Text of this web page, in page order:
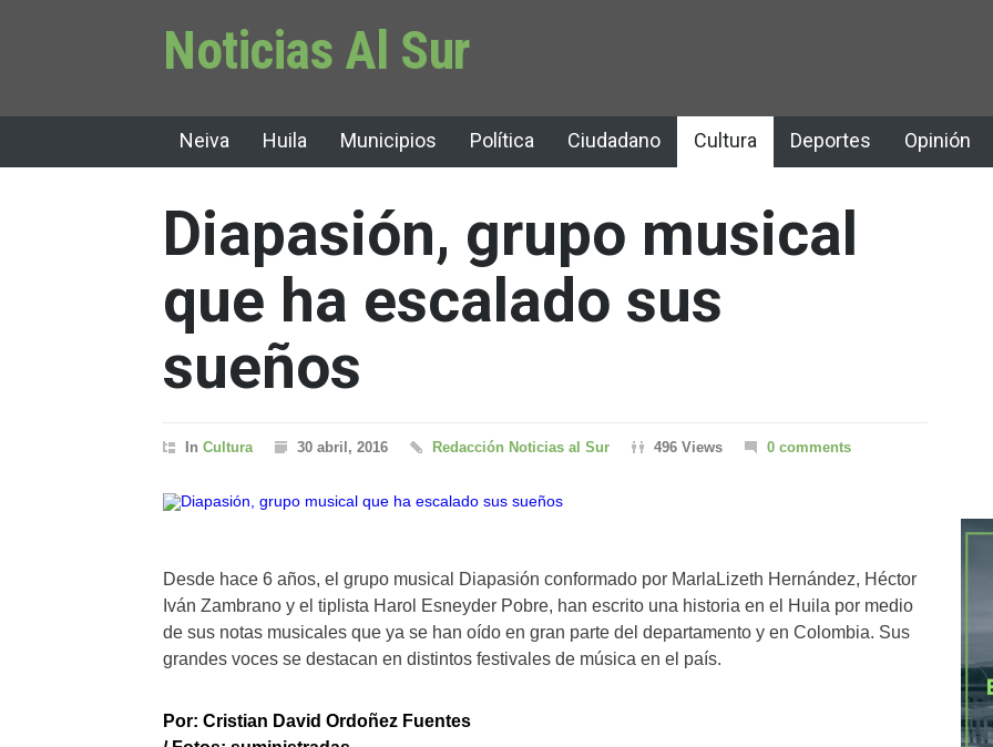
Noticias Al Sur
Neiva Huila Municipios Política Ciudadano Cultura Deportes Opinión
Diapasión, grupo musical
que ha escalado sus
sueños
In Cultura 30 abril, 2016 Redacción Noticias al Sur 496 Views 0 comments
Desde hace 6 años, el grupo musical Diapasión conformado por MarlaLizeth Hernández, Héctor
Iván Zambrano y el tiplista Harol Esneyder Pobre, han escrito una historia en el Huila por medio
de sus notas musicales que ya se han oído en gran parte del departamento y en Colombia. Sus
grandes voces se destacan en distintos festivales de música en el país.
Por: Cristian David Ordoñez Fuentes